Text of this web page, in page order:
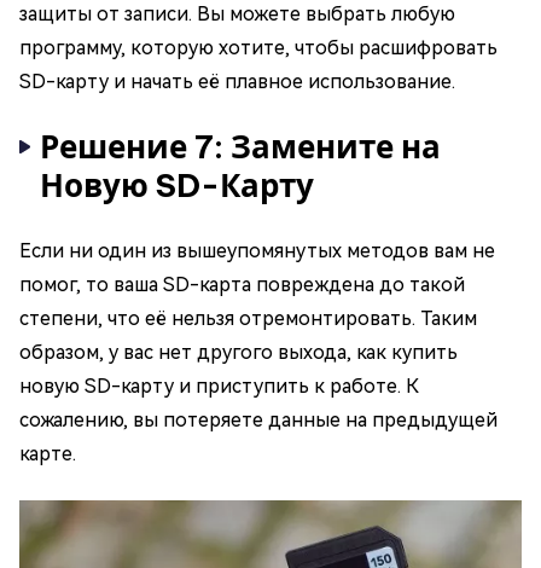
защиты от записи. Вы можете выбрать любую
программу, которую хотите, чтобы расшифровать
SD-карту и начать её плавное использование.
Решение 7: Замените на
Новую SD-Карту
Если ни один из вышеупомянутых методов вам не
помог, то ваша SD-карта повреждена до такой
степени, что её нельзя отремонтировать. Таким
образом, у вас нет другого выхода, как купить
новую SD-карту и приступить к работе. К
сожалению, вы потеряете данные на предыдущей
карте.